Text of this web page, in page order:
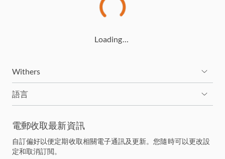
Loading…
Withers
語言
電郵收取最新資訊
自訂偏好以便定期收取相關電子通訊及更新。您隨時可以更改設
定和取消訂閲。